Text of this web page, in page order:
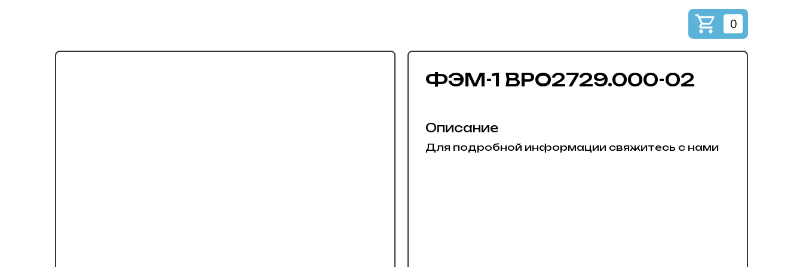
0
ФЭМ-1 ВРО2729.000-02
Описание
Для подробной информации свяжитесь с нами